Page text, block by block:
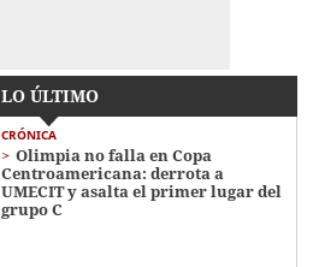
LO ÚLTIMO
CRÓNICA
Olimpia no falla en Copa
Centroamericana: derrota a
UMECIT y asalta el primer lugar del
grupo C